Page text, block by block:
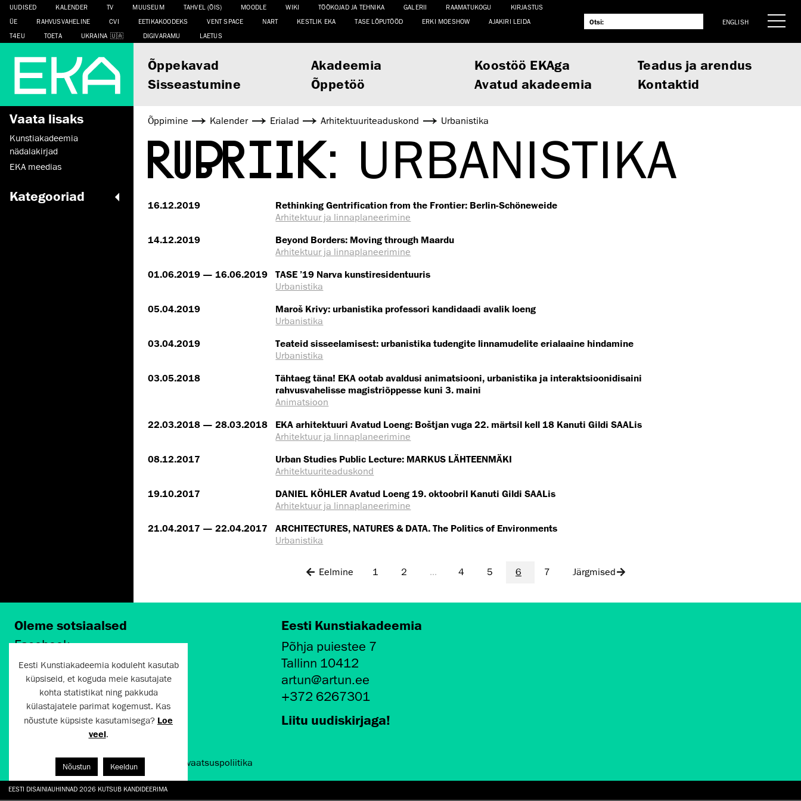
EESTI DISAINIAUHINNAD 2026 KUTSUB KANDIDEERIMA
UUDISED KALENDER TV MUUSEUM TAHVEL (ÕIS) MOODLE WIKI TÖÖKOJAD JA TEHNIKA GALERII RAAMATUKOGU
KIRJASTUS
ÜE
RAHVUSVAHELINE CVI EETIKAKOODEKS VENT SPACE NART KESTLIK EKA TASE LÕPUTÖÖD ERKI MOESHOW
AJAKIRI LEIDA
T4EU
TOETA UKRAINA DIGIVARAMU LAETUS
ENGLISH
Õppekavad Akadeemia Koostöö EKAga
Teadus ja arendus
Sisseastumine
Õppetöö Avatud akadeemia Kontaktid
Vaata lisaks
Kunstiakadeemia
nädalakirjad
EKA meedias
Kategooriad
Õppimine Kalender Erialad Arhitektuuri­teaduskond Urbanistika
RUBRIIK: URBANISTIKA
16.12.2019 Rethinking Gentrification from the Frontier: Berlin-Schöneweide
Arhitektuur ja linnaplaneerimine
14.12.2019 Beyond Borders: Moving through Maardu
Arhitektuur ja linnaplaneerimine
01.06.2019 — 16.06.2019 TASE ’19 Narva kunstiresidentuuris
Urbanistika
05.04.2019 Maroš Krivy: urbanistika professori kandidaadi avalik loeng
Urbanistika
03.04.2019 Teateid sisseelamisest: urbanistika tudengite linnamudelite erialaaine hindamine
Urbanistika
03.05.2018
Tähtaeg täna! EKA ootab avaldusi animatsiooni, urbanistika ja interaktsioonidisaini
rahvusvahelisse magistriõppesse kuni 3. maini
Animatsioon
22.03.2018 — 28.03.2018 EKA arhitektuuri Avatud Loeng: Boštjan vuga 22. märtsil kell 18 Kanuti Gildi SAALis
Arhitektuur ja linnaplaneerimine
08.12.2017 Urban Studies Public Lecture: MARKUS LÄHTEENMÄKI
Arhitektuuri­teaduskond
19.10.2017 DANIEL KÖHLER Avatud Loeng 19. oktoobril Kanuti Gildi SAALis
Arhitektuur ja linnaplaneerimine
21.04.2017 — 22.04.2017 ARCHITECTURES, NATURES & DATA. The Politics of Environments
Urbanistika
Eelmine 1 2 ... 4 5 6 7 Järgmised
Oleme sotsiaalsed
Facebook
Twitter
LinkedIn
Flickr
Vimeo
YouTube
Eesti Kunstiakadeemia
Põhja puiestee 7
Tallinn 10412
artun@artun.ee
+372 6267301
Liitu uudiskirjaga!
Artun.ee 2024 Kasutustingimused ja privaatsuspoliitika
Eesti Kunstiakadeemia koduleht kasutab
küpsiseid, et koguda meie kasutajate
kohta statistikat ning pakkuda
külastajatele parimat kogemust. Kas
nõustute küpsiste kasutamisega? Loe
veel.
Nõustun Keeldun